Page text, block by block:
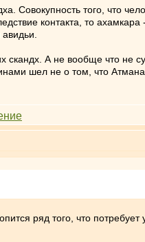
Совокупность того, что
контакта, то
А не вообще что не
шел не о том, что
ряд того, что